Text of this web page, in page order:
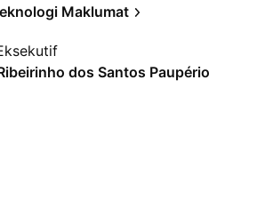
Maklumat
dos Santos Paupério